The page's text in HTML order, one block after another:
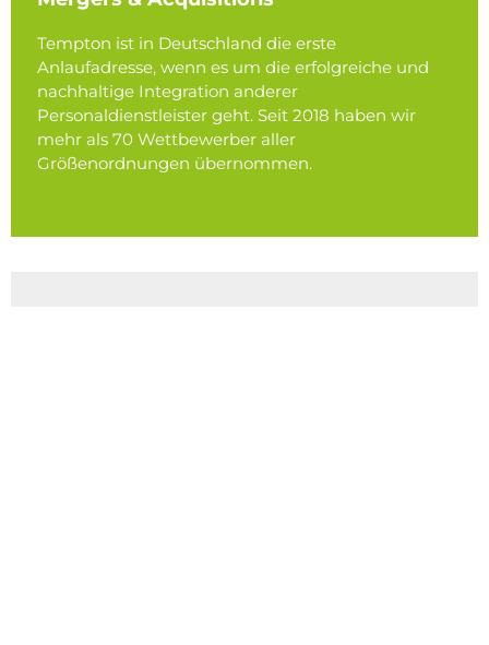
Tempton ist in Deutschland die erste
Anlaufadresse, wenn es um die erfolgreiche und
nachhaltige Integration anderer
Personaldienstleister geht. Seit 2018 haben wir
mehr als 70 Wettbewerber aller
Größenordnungen übernommen.